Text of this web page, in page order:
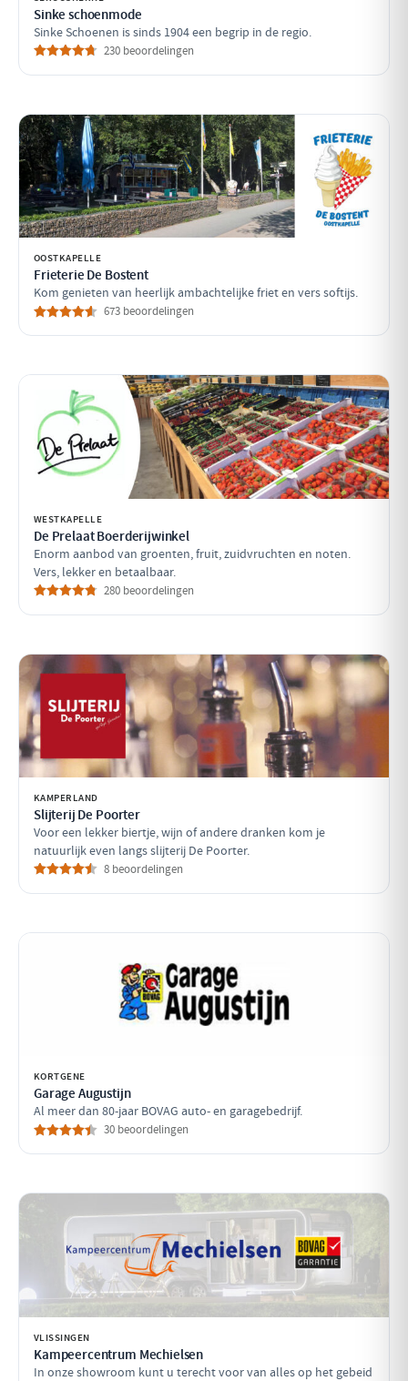
Sinke schoenmode
Sinke Schoenen is sinds 1904 een begrip in de regio.
230 beoordelingen
OOSTKAPELLE
Frieterie De Bostent
Kom genieten van heerlijk ambachtelijke friet en vers softijs.
673 beoordelingen
WESTKAPELLE
De Prelaat Boerderijwinkel
Enorm aanbod van groenten, fruit, zuidvruchten en noten.
Vers, lekker en betaalbaar.
280 beoordelingen
KAMPERLAND
Slijterij De Poorter
Voor een lekker biertje, wijn of andere dranken kom je
natuurlijk even langs slijterij De Poorter.
8 beoordelingen
KORTGENE
Garage Augustijn
Al meer dan 80-jaar BOVAG auto- en garagebedrijf.
30 beoordelingen
VLISSINGEN
Kampeercentrum Mechielsen
In onze showroom kunt u terecht voor van alles op het gebeid